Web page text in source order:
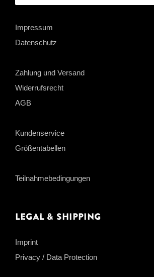
Impressum
Datenschutz
Zahlung und Versand
Widerrufsrecht
AGB
Kundenservice
Größentabellen
Teilnahmebedingungen
Legal & Shipping
Imprint
Privacy / Data Protection